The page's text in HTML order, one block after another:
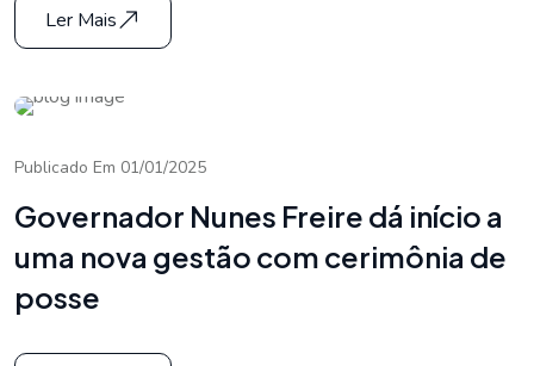
Ler Mais
Publicado Em 01/01/2025
Governador Nunes Freire dá início a
uma nova gestão com cerimônia de
posse